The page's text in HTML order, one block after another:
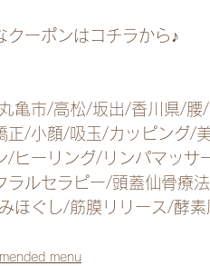
クーポンはコチラから♪
亀市/高松/坂出/香川県/
正/小顔/吸玉/カッピング/
/ヒーリング/リンパマッ
ラルセラピー/頭蓋仙骨療
ほぐし/筋膜リリース/酵
menu